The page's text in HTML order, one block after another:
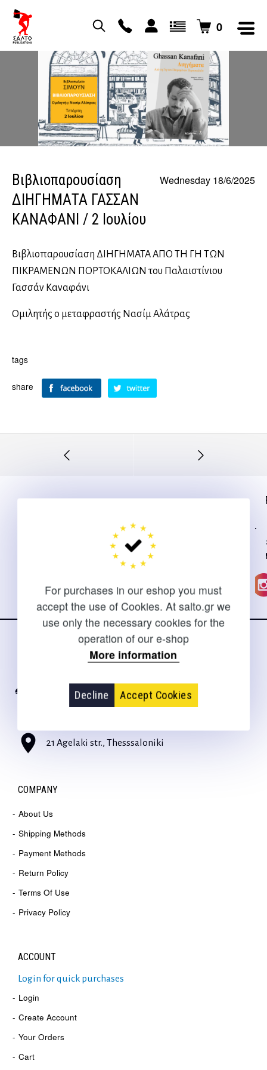
For purchases in our eshop you must
accept the use of Cookies. At salto.gr we
use only the necessary cookies for the
operation of our e-shop
More information
Decline Accept Cookies
0
Βιβλιοπαρουσίαση
ΔΙΗΓΗΜΑΤΑ ΓΑΣΣΑΝ
ΚΑΝΑΦΑΝΙ / 2 Ιουλίου
Wednesday 18/6/2025
Βιβλιοπαρουσίαση ΔΙΗΓΗΜΑΤΑ ΑΠΟ ΤΗ ΓΗ ΤΩΝ
ΠΙΚΡΑΜΕΝΩΝ ΠΟΡΤΟΚΑΛΙΩΝ του Παλαιστίνιου
Γασσάν Καναφάνι
Ομιλητής ο μεταφραστής Νασίμ Αλάτρας
tags
share
+30 2310 267108
21 Agelaki str., Thesssaloniki
COMPANY
About Us
Shipping Methods
Payment Methods
Return Policy
Terms Of Use
Privacy Policy
ACCOUNT
Login for quick purchases
Login
Create Account
Your Orders
Cart